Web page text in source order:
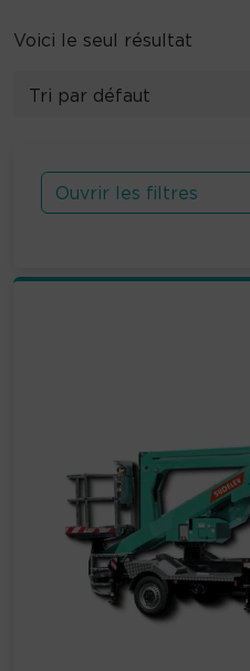
Voici le seul résultat
Ouvrir les filtres